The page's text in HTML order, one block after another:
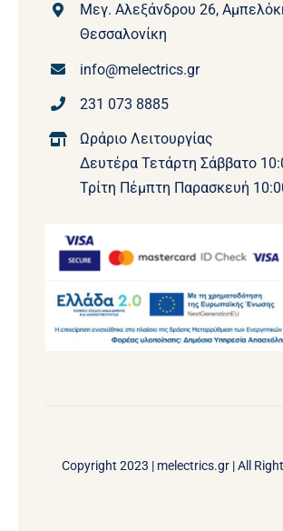
Μεγ. Αλεξάνδρου 26,
Θεσσαλονίκη
info@melectrics.gr
231 073 8885
Ωράριο Λειτουργίας
Δευτέρα Τετάρτη Σάββατο
Τρίτη Πέμπτη Παρασκευή
Copyright 2023 | melectrics.gr | All